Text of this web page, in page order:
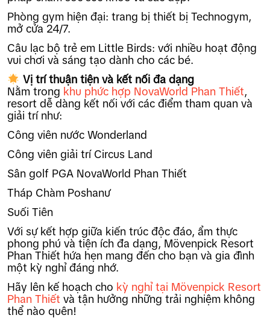
Phòng gym hiện đại: trang bị thiết bị Technogym,
mở cửa 24/7.
Câu lạc bộ trẻ em Little Birds: với nhiều hoạt động
vui chơi và sáng tạo dành cho các bé.
Vị trí thuận tiện và kết nối đa dạng
Nằm trong khu phức hợp NovaWorld Phan Thiết,
resort dễ dàng kết nối với các điểm tham quan và
giải trí như:
Công viên nước Wonderland
Công viên giải trí Circus Land
Sân golf PGA NovaWorld Phan Thiết
Tháp Chàm Poshanư
Suối Tiên
Với sự kết hợp giữa kiến trúc độc đáo, ẩm thực
phong phú và tiện ích đa dạng, Mövenpick Resort
Phan Thiết hứa hẹn mang đến cho bạn và gia đình
một kỳ nghỉ đáng nhớ.
Hãy lên kế hoạch cho kỳ nghỉ tại Mövenpick Resort
Phan Thiết và tận hưởng những trải nghiệm không
thể nào quên!